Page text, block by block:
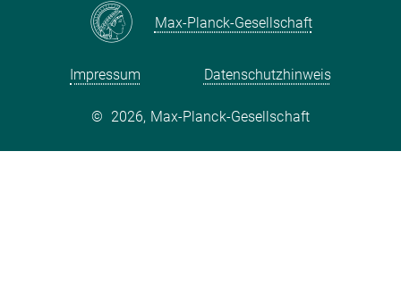
Facebook
Max-Planck-Gesellschaft
Impressum Datenschutzhinweis
© 2026, Max-Planck-Gesellschaft